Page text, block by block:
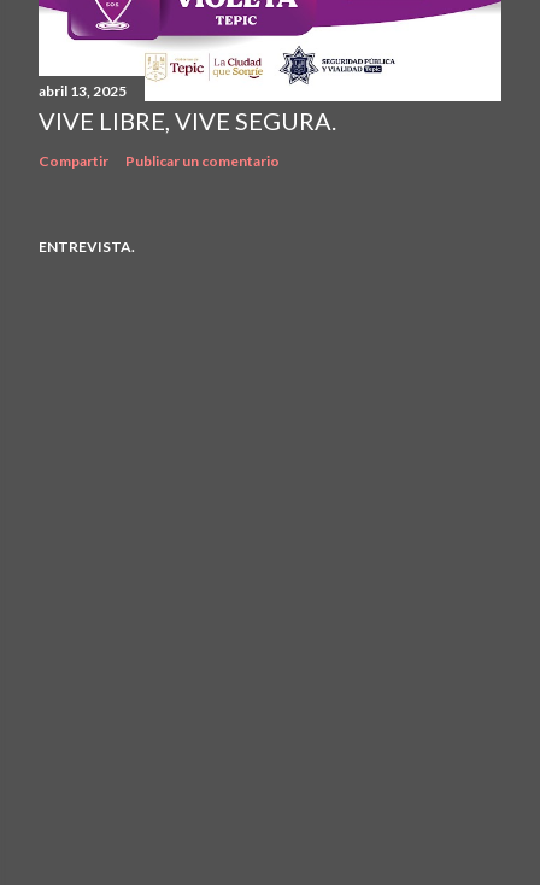
abril 13, 2025
VIVE LIBRE, VIVE SEGURA.
Compartir Publicar un comentario
ENTREVISTA.